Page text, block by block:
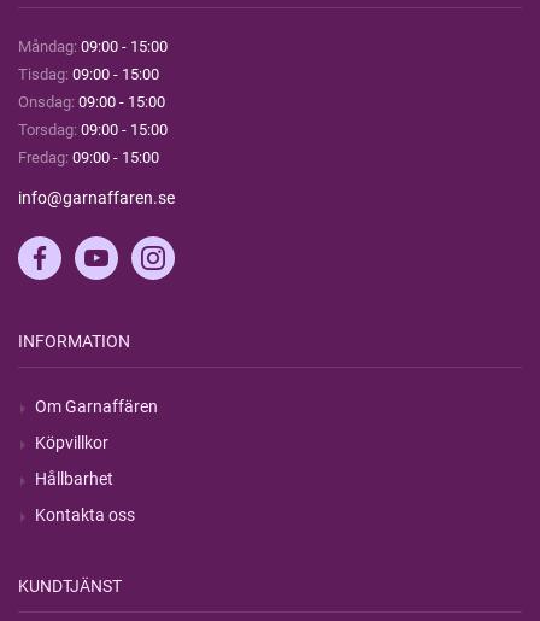
Måndag: 09:00 - 15:00
Tisdag: 09:00 - 15:00
Onsdag: 09:00 - 15:00
Torsdag: 09:00 - 15:00
Fredag: 09:00 - 15:00
info@garnaffaren.se
INFORMATION
Om Garnaffären
Köpvillkor
Hållbarhet
Kontakta oss
KUNDTJÄNST